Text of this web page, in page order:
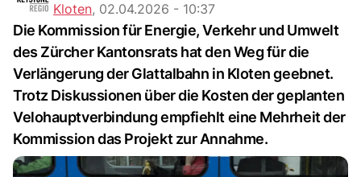
Kloten, 02.04.2026 - 10:37
Die Kommission für Energie, Verkehr und Umwelt
des Zürcher Kantonsrats hat den Weg für die
Verlängerung der Glattalbahn in Kloten geebnet.
Trotz Diskussionen über die Kosten der geplanten
Velohauptverbindung empfiehlt eine Mehrheit der
Kommission das Projekt zur Annahme.